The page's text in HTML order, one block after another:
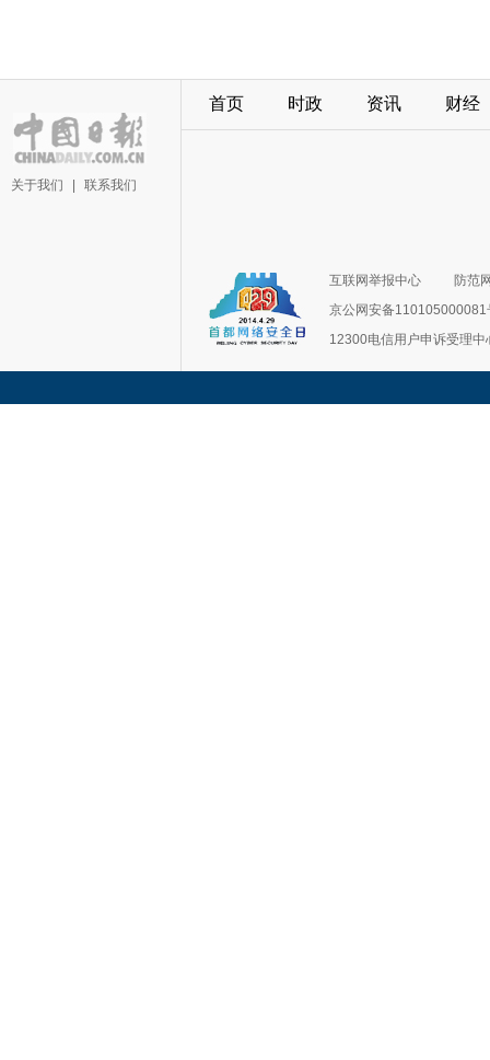
关于我们 联系我们
首页 时政 资讯 财经
互联网举报中心
防范
京公网安备110105000081
12300电信用户申诉受理中